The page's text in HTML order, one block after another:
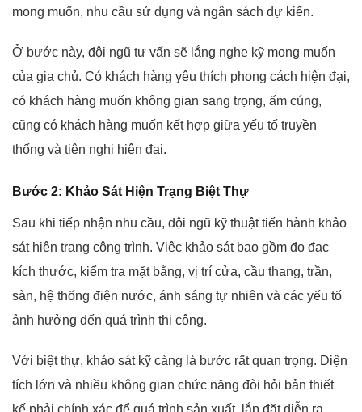
mong muốn, nhu cầu sử dụng và ngân sách dự kiến.
Ở bước này, đội ngũ tư vấn sẽ lắng nghe kỹ mong muốn
của gia chủ. Có khách hàng yêu thích phong cách hiện đại,
có khách hàng muốn không gian sang trọng, ấm cúng,
cũng có khách hàng muốn kết hợp giữa yếu tố truyền
thống và tiện nghi hiện đại.
Bước 2: Khảo Sát Hiện Trạng Biệt Thự
Sau khi tiếp nhận nhu cầu, đội ngũ kỹ thuật tiến hành khảo
sát hiện trạng công trình. Việc khảo sát bao gồm đo đạc
kích thước, kiểm tra mặt bằng, vị trí cửa, cầu thang, trần,
sàn, hệ thống điện nước, ánh sáng tự nhiên và các yếu tố
ảnh hưởng đến quá trình thi công.
Với biệt thự, khảo sát kỹ càng là bước rất quan trọng. Diện
tích lớn và nhiều không gian chức năng đòi hỏi bản thiết
kế phải chính xác để quá trình sản xuất, lắp đặt diễn ra